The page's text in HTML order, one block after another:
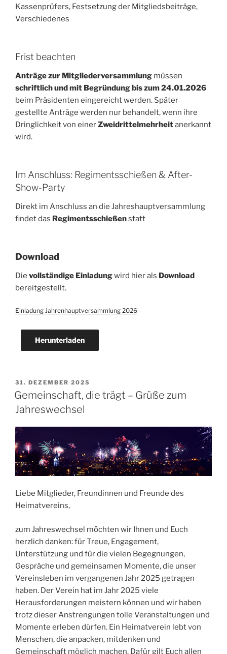
Kassenprüfers, Festsetzung der Mitgliedsbeiträge,
Verschiedenes
Frist beachten
Anträge zur Mitgliederversammlung müssen
schriftlich und mit Begründung bis zum 24.01.2026
beim Präsidenten eingereicht werden. Später
gestellte Anträge werden nur behandelt, wenn ihre
Dringlichkeit von einerZweidrittelmehrheitanerkannt
wird.
Im Anschluss: Regimentsschießen & After-
Show-Party
Direkt im Anschluss an die Jahreshauptversammlung
findet das Regimentsschießenstatt
Download
Die vollständige Einladungwird hier als Download
bereitgestellt.
Einladung Jahrenhauptversammlung 2026
Herunterladen
VERÖFFENTLICHT
AM
31. DEZEMBER 2025
Gemeinschaft, die trägt – Grüße zum
Jahreswechsel
Liebe Mitglieder, Freundinnen und Freunde des
Heimatvereins,
zum Jahreswechsel möchten wir Ihnen und Euch
herzlich danken: für Treue, Engagement,
Unterstützung und für die vielen Begegnungen,
Gespräche und gemeinsamen Momente, die unser
Vereinsleben im vergangenen Jahr 2025 getragen
haben. Der Verein hat im Jahr 2025 viele
Herausforderungen meistern können und wir haben
trotz dieser Anstrengungen tolle Veranstaltungen und
Momente erleben dürfen. Ein Heimatverein lebt von
Menschen, die anpacken, mitdenken und
Gemeinschaft möglich machen. Dafür gilt Euch allen